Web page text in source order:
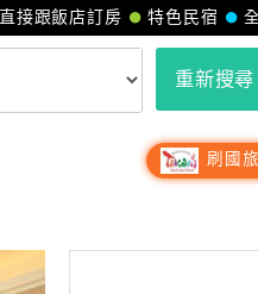
特色民宿
直接跟飯店訂房
重新搜尋
刷國